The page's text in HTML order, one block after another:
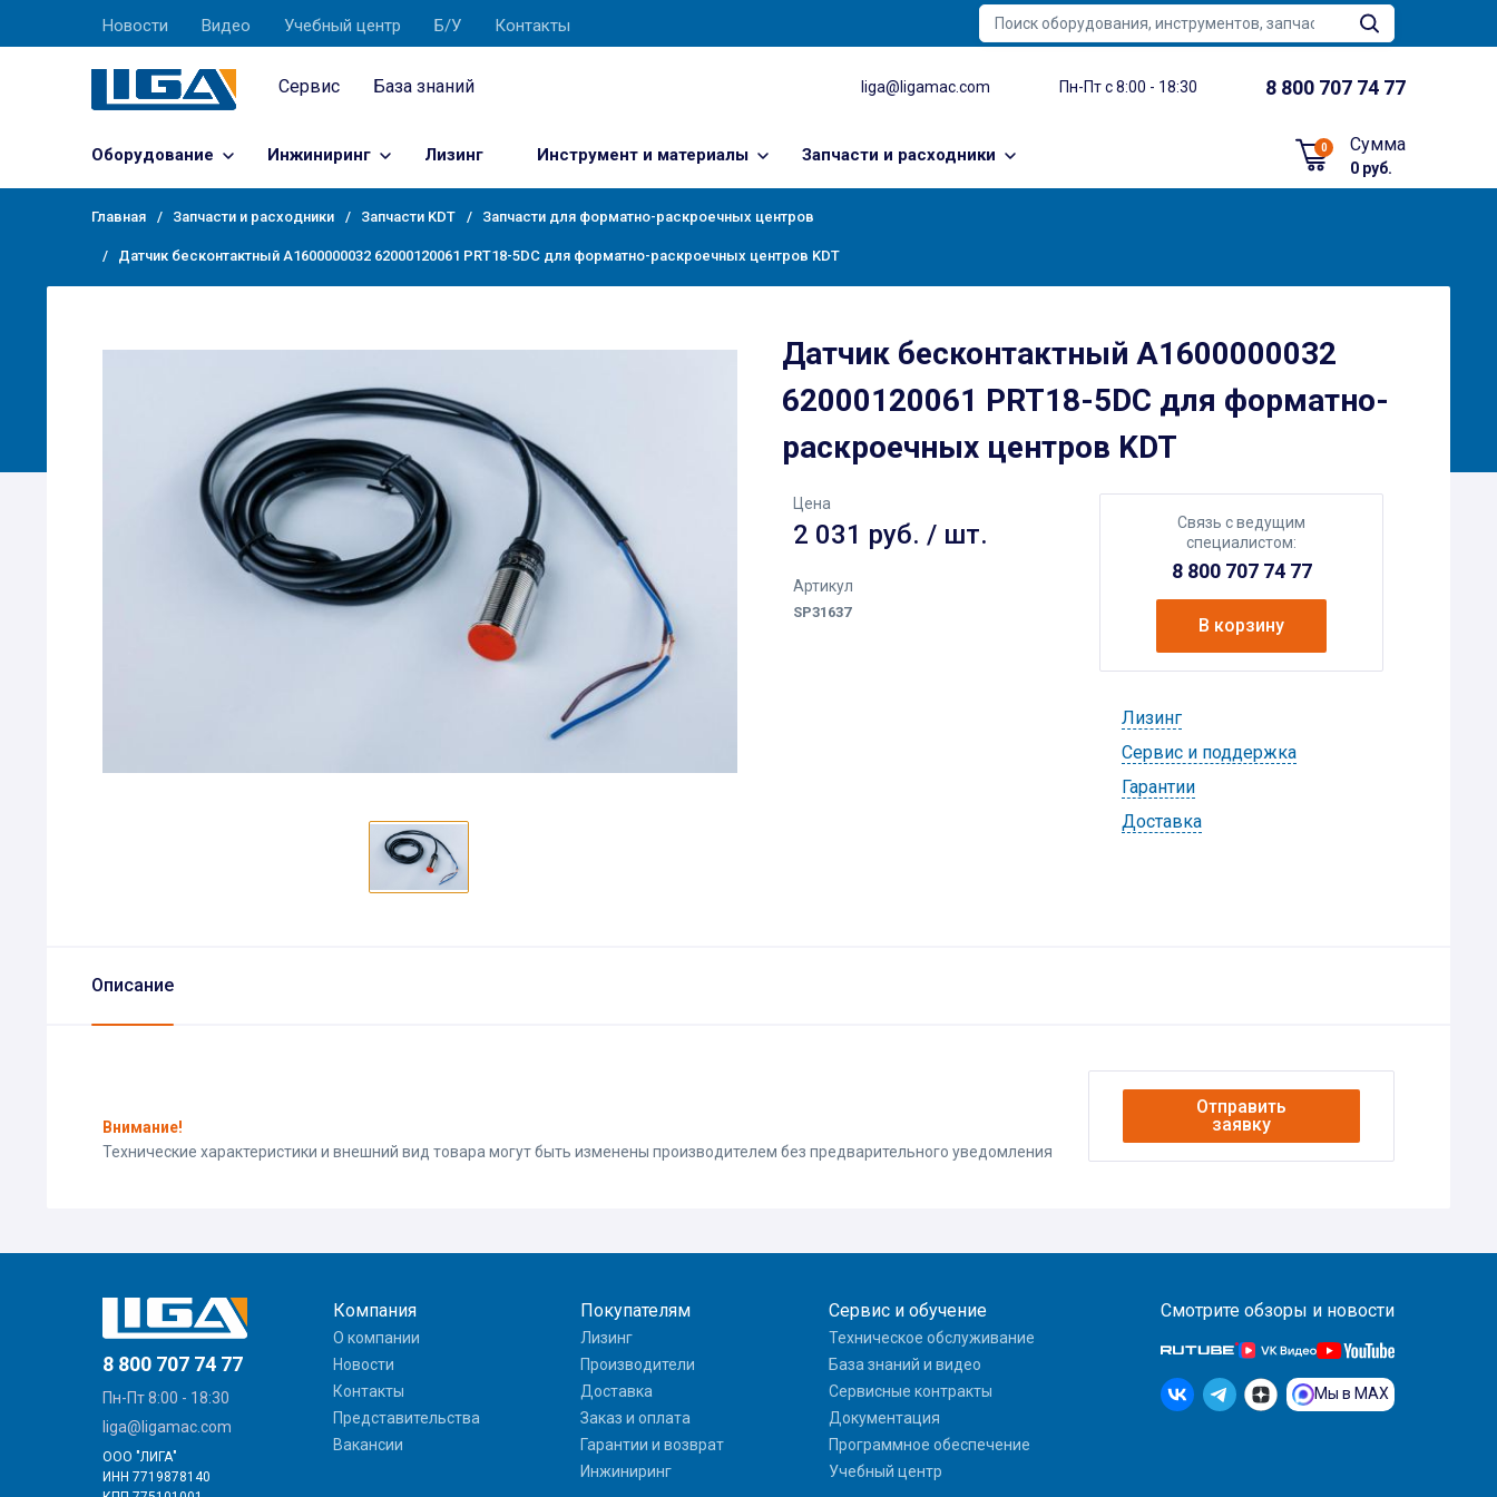
Новости Видео Учебный центр Б/У Контакты
Сервис База знаний liga@ligamac.com Пн-Пт с 8:00 - 18:30 8 800 707 74 77
Оборудование Инжиниринг Лизинг Инструмент и материалы Запчасти и расходники 0 Сумма
0 руб.
Главная Запчасти и расходники Запчасти KDT Запчасти для форматно-раскроечных центров
Датчик бесконтактный A1600000032 62000120061 PRT18-5DC для форматно-раскроечных центров KDT
Датчик бесконтактный A1600000032
62000120061 PRT18-5DC для форматно-
раскроечных центров KDT
Цена
2 031 руб. / шт.
Артикул
SP31637
Связь с ведущим
специалистом:
8 800 707 74 77
В корзину
Лизинг
Cервис и поддержка
Гарантии
Доставка
Описание
Внимание!
Технические характеристики и внешний вид товара могут быть изменены производителем без предварительного уведомления
Отправить
заявку
8 800 707 74 77
Пн-Пт 8:00 - 18:30
liga@ligamac.com
ООО "ЛИГА"
ИНН 7719878140
Компания
О компании
Новости
Контакты
Представительства
Вакансии
Покупателям
Лизинг
Производители
Доставка
Заказ и оплата
Гарантии и возврат
Инжиниринг
Сервис и обучение
Техническое обслуживание
База знаний и видео
Сервисные контракты
Документация
Программное обеспечение
Учебный центр
Смотрите обзоры и новости
Мы в MAX